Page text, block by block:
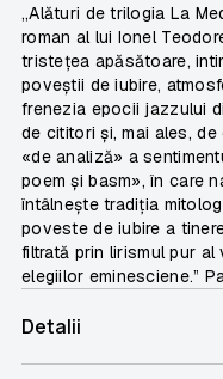
„Alături de trilogia La
roman al lui Ionel
tristeţea apăsătoare,
poveştii de iubire,
frenezia epocii jazzului
de cititori şi, mai ales,
«de analiză» a
poem şi basm», în care
întâlneşte tradiţia
poveste de iubire a
filtrată prin lirismul pur al
elegiilor eminesciene.”
Detalii